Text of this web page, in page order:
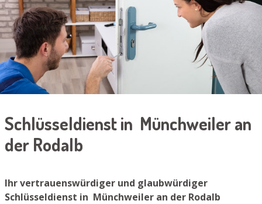
Schlüsseldienst in Münchweiler an
der Rodalb
Ihr vertrauenswürdiger und glaubwürdiger
Schlüsseldienst in Münchweiler an der Rodalb